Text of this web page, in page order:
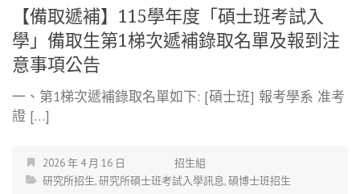
【備取遞補】115學年度「碩士班考試入
學」備取生第1梯次遞補錄取名單及報到注
意事項公告
一、第1梯次遞補錄取名單如下: [碩士班] 報考學系 准考
證 […]
2026 年 4 月 16 日
招生組
研究所招生,研究所碩士班考試入學訊息,碩博士班招生